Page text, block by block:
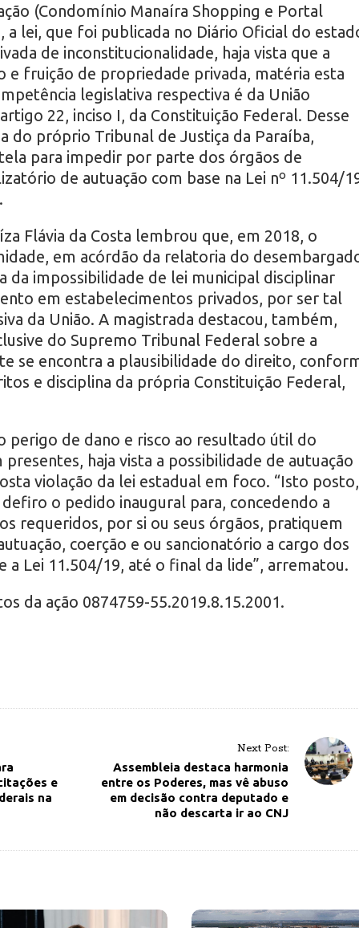
(Condomínio Manaíra Shopping e Portal
lei, que foi publicada no Diário Oficial do
de inconstitucionalidade, haja vista que a
e fruição de propriedade privada, matéria esta
legislativa respectiva é da União
22, inciso I, da Constituição Federal. Desse
do próprio Tribunal de Justiça da Paraíba,
para impedir por parte dos órgãos de
de autuação com base na Lei nº 11.504/
Flávia da Costa lembrou que, em 2018, o
em acórdão da relatoria do
da impossibilidade de lei municipal disciplinar
em estabelecimentos privados, por ser tal
da União. A magistrada destacou, também,
do Supremo Tribunal Federal sobre a
se encontra a plausibilidade do direito,
e disciplina da própria Constituição Federal,
perigo de dano e risco ao resultado útil do
haja vista a possibilidade de autuação
violação da lei estadual em foco. “Isto posto,
o pedido inaugural para, concedendo a
requeridos, por si ou seus órgãos, pratiquem
coerção e ou sancionatório a cargo dos
a Lei 11.504/19, até o final da lide”, arrematou.
da ação 0874759-55.2019.8.15.2001.
e
na
Next Post:
Assembleia destaca harmonia
entre os Poderes, mas vê abuso
em decisão contra deputado e
não descarta ir ao CNJ